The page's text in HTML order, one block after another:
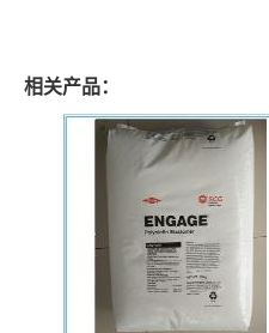
相关产品：